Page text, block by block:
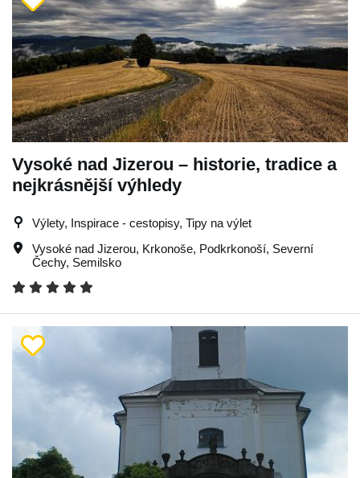
Vysoké nad Jizerou – historie, tradice a
nejkrásnější výhledy
Výlety, Inspirace - cestopisy, Tipy na výlet
Vysoké nad Jizerou, Krkonoše, Podkrkonoší, Severní
Čechy, Semilsko